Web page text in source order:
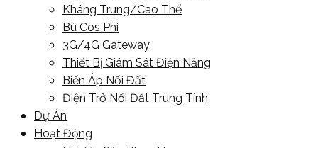
Kháng Trung/Cao Thế
Bù Cos Phi
3G/4G Gateway
Thiết Bị Giám Sát Điện Năng
Biến Áp Nối Đất
Điện Trở Nối Đất Trung Tính
Dự Án
Hoạt Động